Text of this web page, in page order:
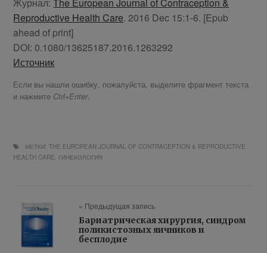
Reproductive Health Care. 2016 Dec 15:1-6. [Epub
ahead of print]
DOI: 0.1080/13625187.2016.1263292
Источник
Если вы нашли ошибку, пожалуйста, выделите фрагмент текста
и нажмите Ctrl+Enter.
МЕТКИ:THE EUROPEAN JOURNAL OF CONTRACEPTION & REPRODUCTIVE
HEALTH CARE, ГИНЕКОЛОГИЯ
« Предыдущая запись
Бариатрическая хирургия, синдром
поликистозных яичников и
бесплодие